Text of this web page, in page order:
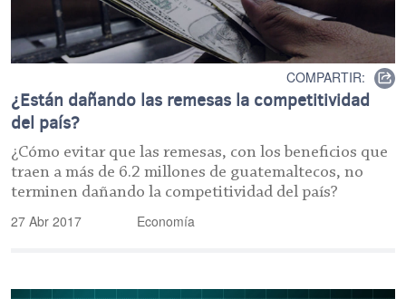
COMPARTIR:
¿Están dañando las remesas la competitividad
del país?
¿Cómo evitar que las remesas, con los beneficios que
traen a más de 6.2 millones de guatemaltecos, no
terminen dañando la competitividad del país?
27 Abr 2017 Economía